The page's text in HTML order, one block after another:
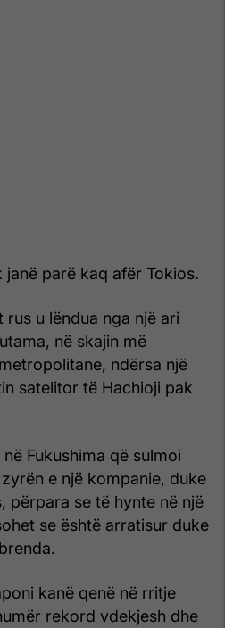
parë kaq afër Tokios.
rus u lëndua nga një ari
në skajin më
ndërsa një
satelitor të Hachioji pak
Fukushima që sulmoi
e një kompanie, duke
përpara se të hynte në një
se është arratisur duke
kanë qenë në rritje
rekord vdekjesh dhe